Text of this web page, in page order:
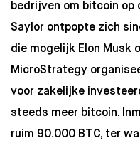
bedrijven om bitcoin op
Saylor ontpopte zich
die mogelijk Elon Musk
MicroStrategy
voor zakelijke
steeds meer bitcoin.
ruim 90.000 BTC, ter